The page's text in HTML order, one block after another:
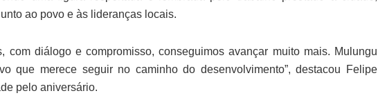
ao povo e às lideranças locais.
com diálogo e compromisso, conseguimos avançar muito mais. Mulungu
que merece seguir no caminho do desenvolvimento”, destacou Felipe
pelo aniversário.